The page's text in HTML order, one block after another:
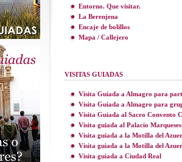
Entorno. Que visitar.
La Berenjena
Encaje de bolillos
Mapa / Callejero
VISITAS GUIADAS
Visita Guiada a Almagro para
Visita Guiada a Almagro para
Visita Guiada al Sacro Convento
Visita guiada al Palacio
Visita guiada a la Motilla del
Visita guiada a la Motilla del
Visita guiada a Ciudad Real